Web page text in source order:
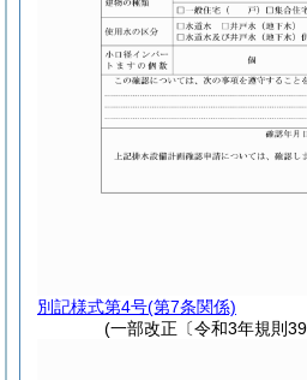
別記様式第4号(第7条関係)
(一部改正〔令和3年規則